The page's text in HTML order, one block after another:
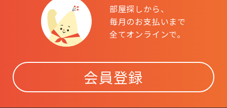
部屋探しから、
毎月のお支払いまで
全てオンラインで。
会員登録